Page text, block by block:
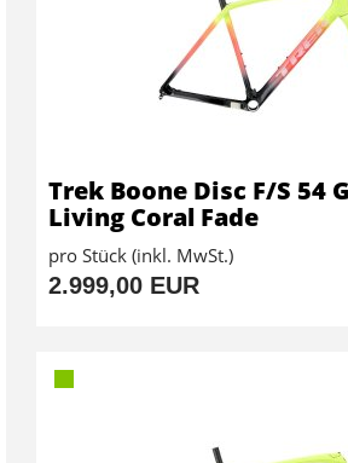
Trek Boone Disc F/S 54
Living Coral Fade
pro Stück (inkl. MwSt.)
2.999,00 EUR